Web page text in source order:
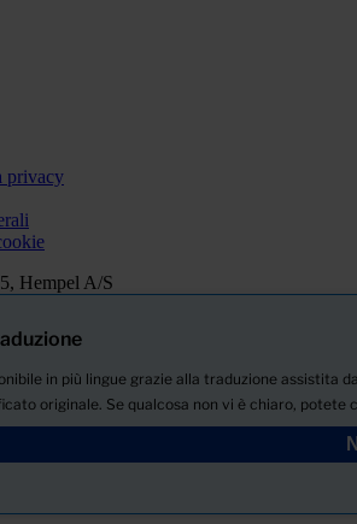
privacy
Hempel A/S
in più lingue grazie alla traduzione
originale. Se qualcosa non vi è chiaro, potete
SICUREZZA